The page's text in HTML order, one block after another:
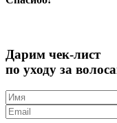
Дарим чек-лист
по уходу за